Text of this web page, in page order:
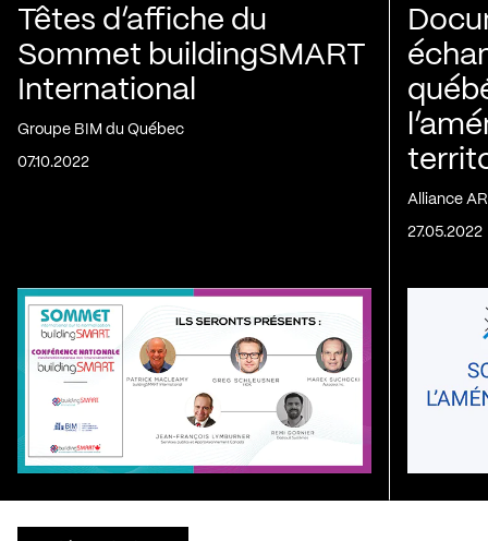
Têtes d’affiche du
Sommet buildingSMART
International
Groupe BIM du Québec
07.10.2022
Alliance
27.05.2022